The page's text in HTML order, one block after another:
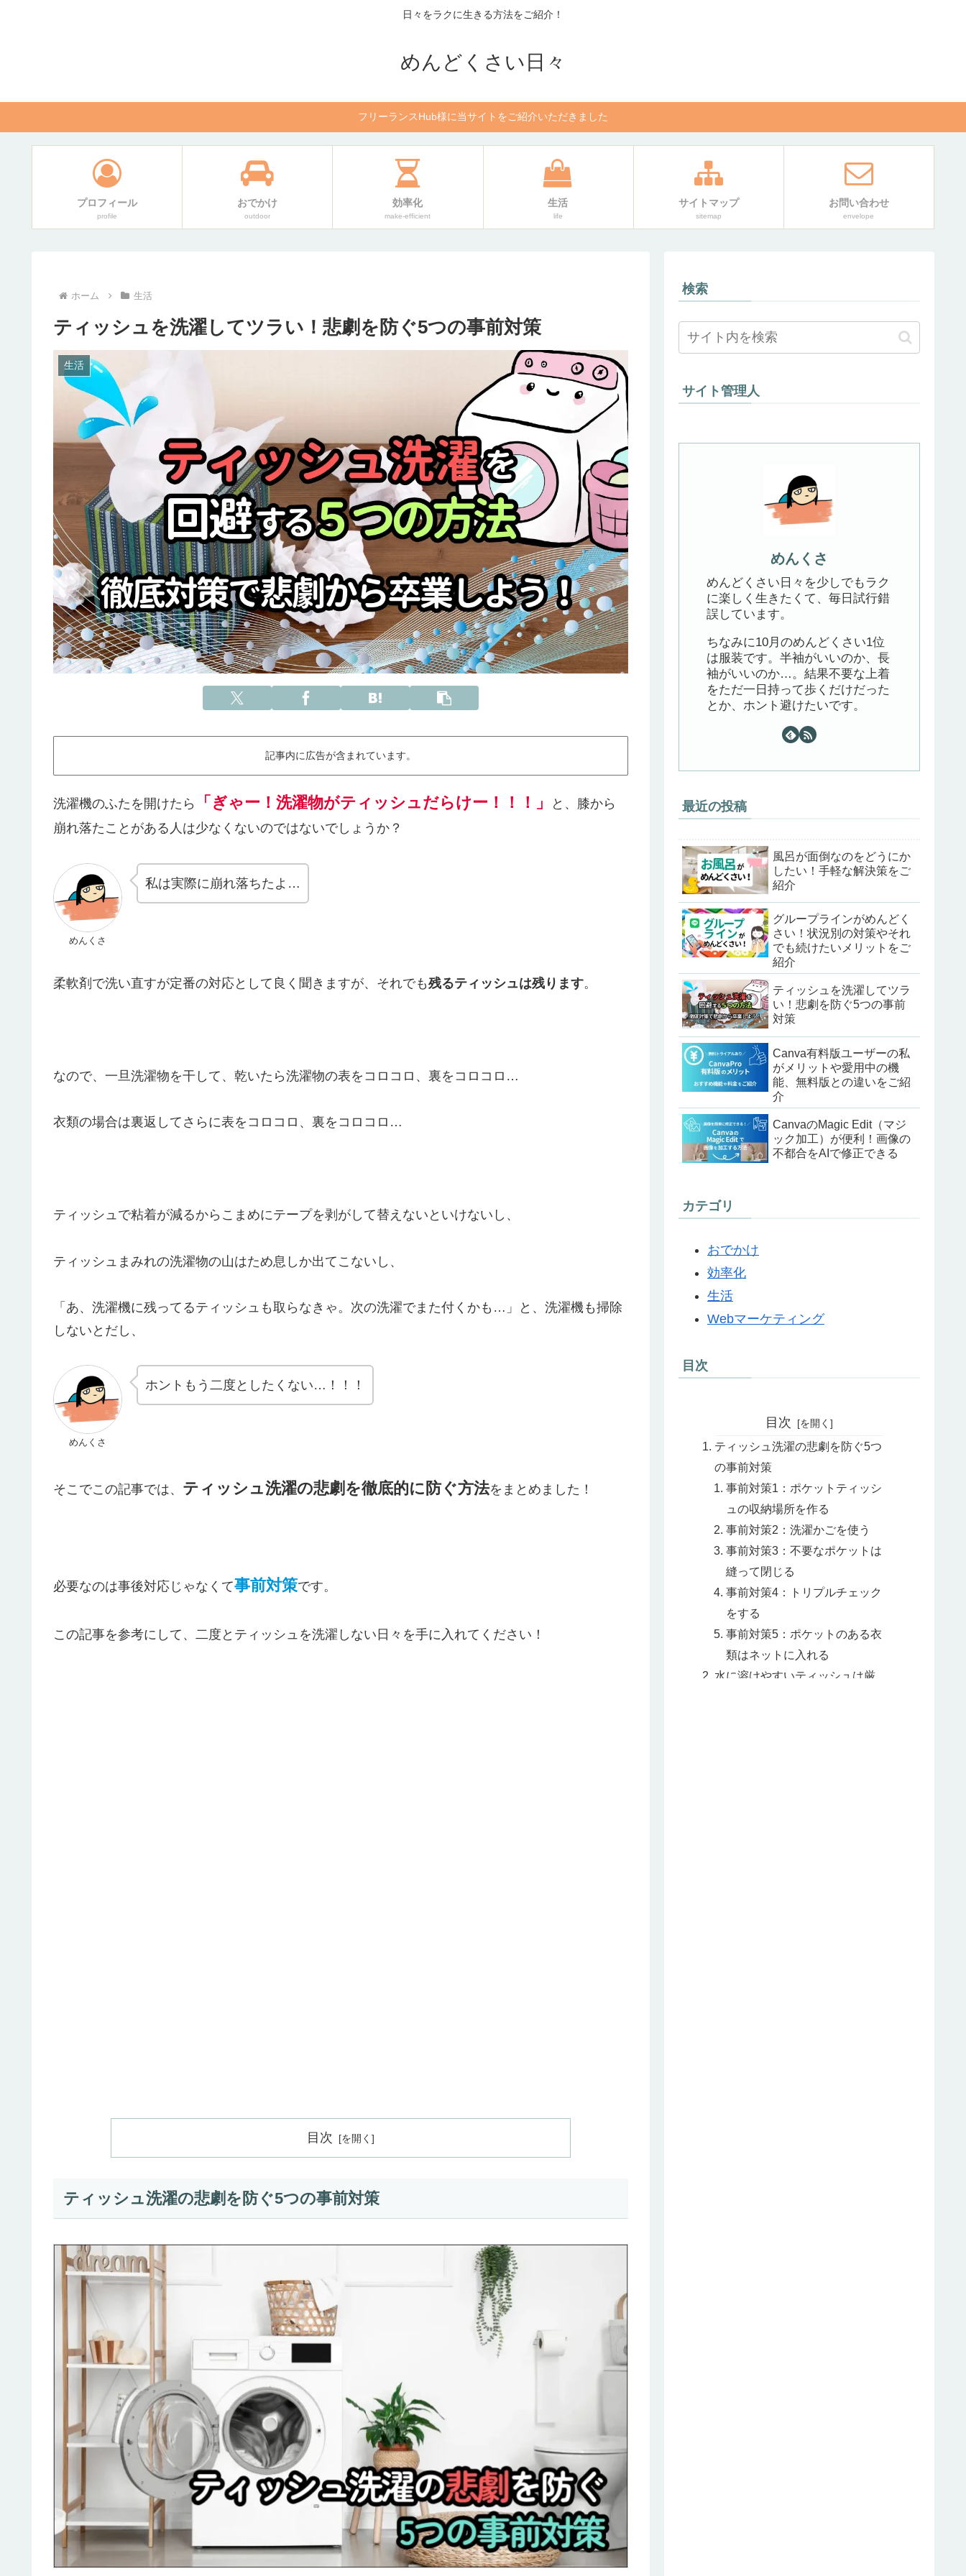
日々をラクに生きる方法をご紹介！
めんどくさい日々
フリーランスHub様に当サイトをご紹介いただきました
プロフィール
profile
おでかけ
outdoor
効率化
make-efficient
生活
life
サイトマップ
sitemap
お問い合わせ
envelope
ホーム 生活
ティッシュを洗濯してツラい！悲劇を防ぐ5つの事前対策
生活
記事内に広告が含まれています。
洗濯機のふたを開けたら 「ぎゃー！洗濯物がティッシュだらけー！！！」
と、膝から
崩れ落たことがある人は少なくないのではないでしょうか？
めんくさ
私は実際に崩れ落ちたよ…
柔軟剤で洗い直すが定番の対応として良く聞きますが、それでも残るティッシュは残ります。
なので、一旦洗濯物を干して、乾いたら洗濯物の表をコロコロ、裏をコロコロ…
衣類の場合は裏返してさらに表をコロコロ、裏をコロコロ…
ティッシュで粘着が減るからこまめにテープを剥がして替えないといけないし、
ティッシュまみれの洗濯物の山はため息しか出てこないし、
「あ、洗濯機に残ってるティッシュも取らなきゃ。次の洗濯でまた付くかも…」と、洗濯機も掃除
しないとだし、
めんくさ
ホントもう二度としたくない…！！！
そこでこの記事では、 ティッシュ洗濯の悲劇を徹底的に防ぐ方法をまとめました！
必要なのは事後対応じゃなくて事前対策です。
この記事を参考にして、二度とティッシュを洗濯しない日々を手に入れてください！
目次
ティッシュ洗濯の悲劇を防ぐ5つの事前対策
検索
サイト管理人
めんくさ
めんどくさい日々を少しでもラク
に楽しく生きたくて、毎日試行錯
誤しています。
ちなみに10月のめんどくさい1位
は服装です。半袖がいいのか、長
袖がいいのか…。結果不要な上着
をただ一日持って歩くだけだった
とか、ホント避けたいです。
最近の投稿
風呂が面倒なのをどうにか
したい！手軽な解決策をご
紹介
グループラインがめんどく
さい！状況別の対策やそれ
でも続けたいメリットをご
紹介
ティッシュを洗濯してツラ
い！悲劇を防ぐ5つの事前
対策
Canva有料版ユーザーの私
がメリットや愛用中の機
能、無料版との違いをご紹
介
CanvaのMagic Edit（マジ
ック加工）が便利！画像の
不都合をAIで修正できる
カテゴリ
おでかけ
効率化
生活
Webマーケティング
目次
目次
ティッシュ洗濯の悲劇を防ぐ5つ
の事前対策
事前対策1：ポケットティッシ
ュの収納場所を作る
事前対策2：洗濯かごを使う
事前対策3：不要なポケットは
縫って閉じる
事前対策4：トリプルチェック
をする
事前対策5：ポケットのある衣
類はネットに入れる
水に溶けやすいティッシュは厳